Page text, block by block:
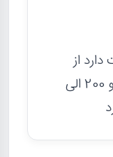
از
کیفیت F برخوردار بوده و 200 الی